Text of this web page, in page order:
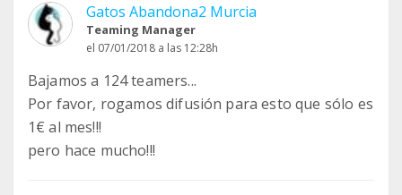
Gatos Abandona2 Murcia
Teaming Manager
el 07/01/2018 a las 12:28h
Bajamos a 124 teamers...
Por favor, rogamos difusión para esto que sólo es
1€ al mes!!!
pero hace mucho!!!